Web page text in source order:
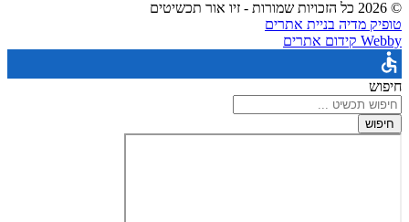
© 2026 כל הזכויות שמורות - זיו אור תכשיטים
טופיק מדיה בניית אתרים
Webby קידום אתרים
חיפוש
חיפוש